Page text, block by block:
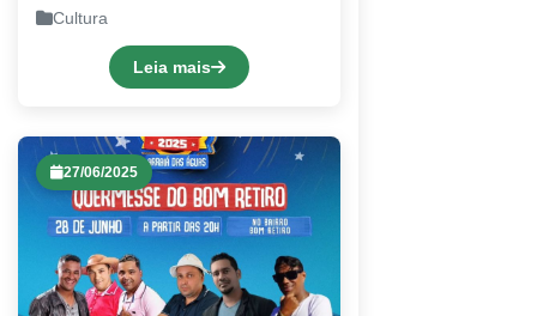
Cultura
Leia mais
27/06/2025